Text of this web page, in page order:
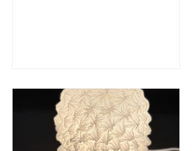
ち物】 剪定バサミ or キッチンバサ
ミ 作って頂いたしめ縄は当日お持ち
帰り頂けます。 お申込みはcucuri HP
より。 ご参加お待ちいたしておりま
す。 --------------------